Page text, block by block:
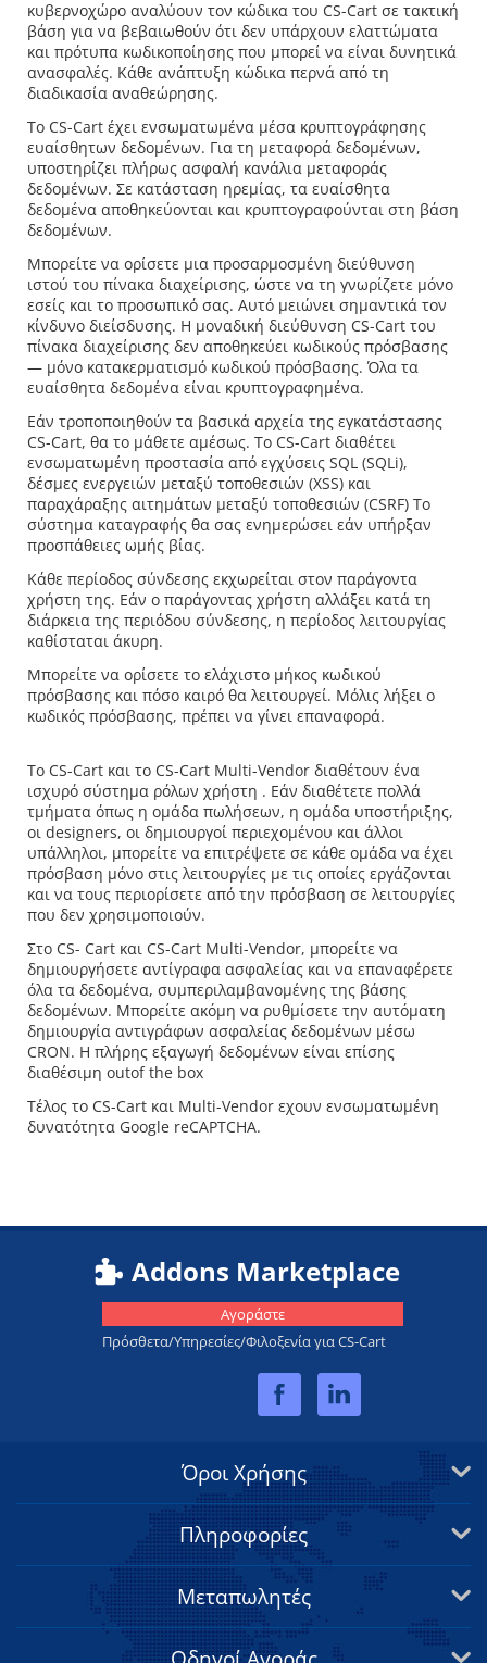
κυβερνοχώρο αναλύουν τον κώδικα του CS-Cart σε τακτική
βάση για να βεβαιωθούν ότι δεν υπάρχουν ελαττώματα
και πρότυπα κωδικοποίησης που μπορεί να είναι δυνητικά
ανασφαλές. Κάθε ανάπτυξη κώδικα περνά από τη
διαδικασία αναθεώρησης.
Το CS-Cart έχει ενσωματωμένα μέσα κρυπτογράφησης
ευαίσθητων δεδομένων. Για τη μεταφορά δεδομένων,
υποστηρίζει πλήρως ασφαλή κανάλια μεταφοράς
δεδομένων. Σε κατάσταση ηρεμίας, τα ευαίσθητα
δεδομένα αποθηκεύονται και κρυπτογραφούνται στη βάση
δεδομένων.
Μπορείτε να ορίσετε μια προσαρμοσμένη διεύθυνση
ιστού του πίνακα διαχείρισης, ώστε να τη γνωρίζετε μόνο
εσείς και το προσωπικό σας. Αυτό μειώνει σημαντικά τον
κίνδυνο διείσδυσης. Η μοναδική διεύθυνση CS-Cart του
πίνακα διαχείρισης δεν αποθηκεύει κωδικούς πρόσβασης
— μόνο κατακερματισμό κωδικού πρόσβασης. Όλα τα
ευαίσθητα δεδομένα είναι κρυπτογραφημένα.
Εάν τροποποιηθούν τα βασικά αρχεία της εγκατάστασης
CS-Cart, θα το μάθετε αμέσως. Το CS-Cart διαθέτει
ενσωματωμένη προστασία από εγχύσεις SQL (SQLi),
δέσμες ενεργειών μεταξύ τοποθεσιών (XSS) και
παραχάραξης αιτημάτων μεταξύ τοποθεσιών (CSRF) Το
σύστημα καταγραφής θα σας ενημερώσει εάν υπήρξαν
προσπάθειες ωμής βίας.
Κάθε περίοδος σύνδεσης εκχωρείται στον παράγοντα
χρήστη της. Εάν ο παράγοντας χρήστη αλλάξει κατά τη
διάρκεια της περιόδου σύνδεσης, η περίοδος λειτουργίας
καθίσταται άκυρη.
Μπορείτε να ορίσετε το ελάχιστο μήκος κωδικού
πρόσβασης και πόσο καιρό θα λειτουργεί. Μόλις λήξει ο
κωδικός πρόσβασης, πρέπει να γίνει επαναφορά.
Το CS-Cart και το CS-Cart Multi-Vendor διαθέτουν ένα
ισχυρό σύστημα ρόλων χρήστη . Εάν διαθέτετε πολλά
τμήματα όπως η ομάδα πωλήσεων, η ομάδα υποστήριξης,
οι designers, οι δημιουργοί περιεχομένου και άλλοι
υπάλληλοι, μπορείτε να επιτρέψετε σε κάθε ομάδα να έχει
πρόσβαση μόνο στις λειτουργίες με τις οποίες εργάζονται
και να τους περιορίσετε από την πρόσβαση σε λειτουργίες
που δεν χρησιμοποιούν.
Στο CS- Cart και CS-Cart Multi-Vendor, μπορείτε να
δημιουργήσετε αντίγραφα ασφαλείας και να επαναφέρετε
όλα τα δεδομένα, συμπεριλαμβανομένης της βάσης
δεδομένων. Μπορείτε ακόμη να ρυθμίσετε την αυτόματη
δημιουργία αντιγράφων ασφαλείας δεδομένων μέσω
CRON. Η πλήρης εξαγωγή δεδομένων είναι επίσης
διαθέσιμη outof the box
Tέλος το CS-Cart και Multi-Vendor εχουν ενσωματωμένη
δυνατότητα Google reCAPTCHA.
Addons Marketplace
Αγοράστε
Πρόσθετα/Υπηρεσίες/Φιλοξενία για CS-Cart
Όροι Χρήσης
Πληροφορίες
Μεταπωλητές